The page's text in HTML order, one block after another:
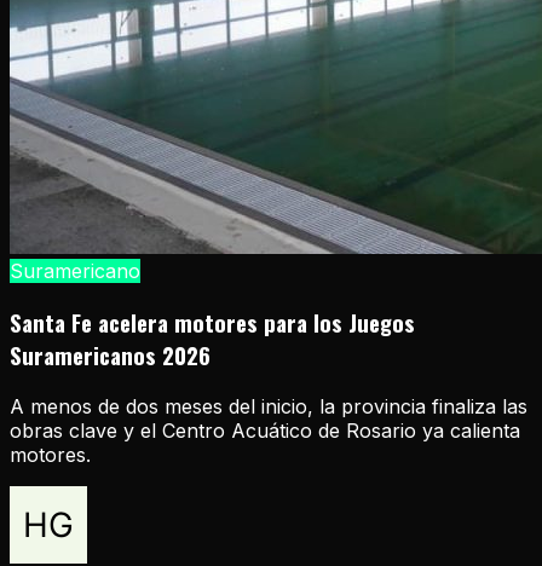
Suramericano
Santa Fe acelera motores para los Juegos
Suramericanos 2026
A menos de dos meses del inicio, la provincia finaliza las
obras clave y el Centro Acuático de Rosario ya calienta
motores.